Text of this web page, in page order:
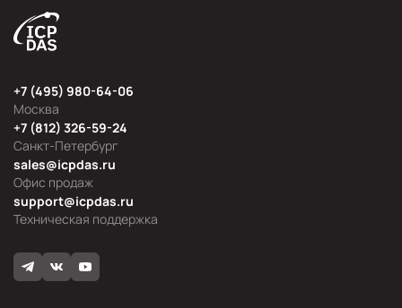
Москва
+7 (495) 980-64-06
Офис продаж
sales@icpdas.ru
Санкт-Петербург
+7 (812) 326-59-24
Техническая поддержка
support@icpdas.ru